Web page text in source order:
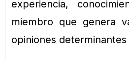
experiencia,
miembro que genera
opiniones